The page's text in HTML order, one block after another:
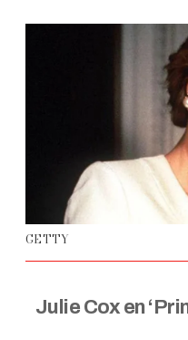
GETTY
Julie Cox en